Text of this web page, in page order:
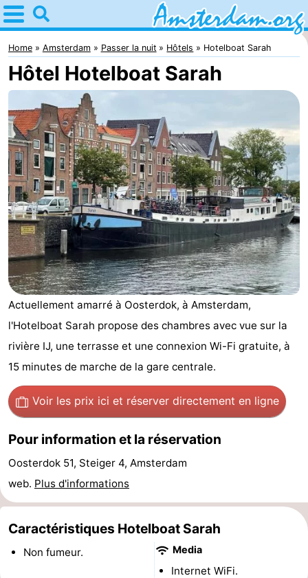
Home
Amsterdam
Itinéraires
Avec
les
enfants
Jeunes
adultes
Gratuitement
Passer
la
nuit
Appartements
Campings
Chambre
d'hôtes
Chaumières
Het
Amsterdamse
Bos
-
Spaarnwoude
Hôtels
Last
minutes
Musées
Attractions
Home Amsterdam Passer la nuit Hôtels Hotelboat Sarah
Hôtel Hotelboat Sarah
Actuellement amarré à Oosterdok, à Amsterdam,
l'Hotelboat Sarah propose des chambres avec vue sur la
rivière IJ, une terrasse et une connexion Wi-Fi gratuite, à
15 minutes de marche de la gare centrale.
Voir les prix ici et réserver directement en ligne
Pour information et la réservation
Oosterdok 51, Steiger 4, Amsterdam
web. Plus d'informations
Caractéristiques Hotelboat Sarah
Non fumeur. Media
Internet WiFi.